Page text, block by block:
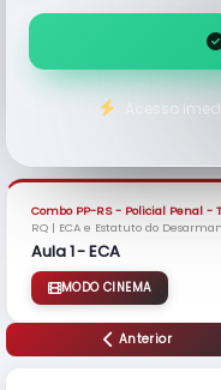
Acesso
Combo PP-RS - Policial Penal -
RQ | ECA e Estatuto do
Aula 1 - ECA
MODO CINEMA
Anterior